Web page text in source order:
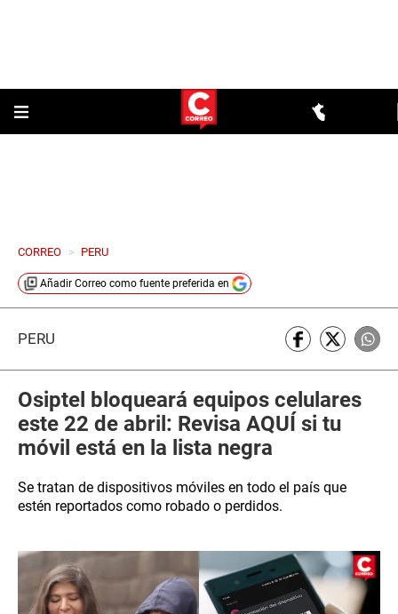
CORREO > PERU
Añadir Correo como fuente preferida en
PERÚ
Osiptel bloqueará equipos celulares
este 22 de abril: Revisa AQUÍ si tu
móvil está en la lista negra
Se tratan de dispositivos móviles en todo el país que
estén reportados como robado o perdidos.